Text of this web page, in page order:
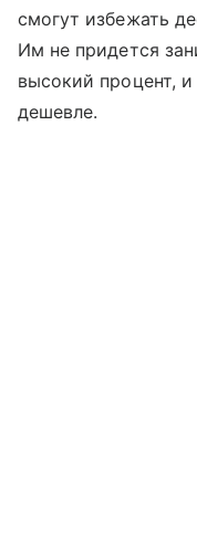
смогут избежать
Им не придется
высокий процент,
дешевле.